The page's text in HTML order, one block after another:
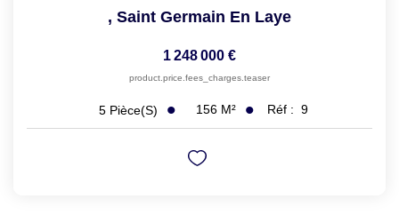
, Saint Germain En Laye
1 248 000 €
product.price.fees_charges.teaser
5 Pièce(s) 156 M² Réf : 9